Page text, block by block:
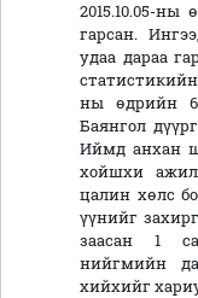
2015.10.05-ны
гарсан.
удаа дараа
ны өдрийн
Баянгол
Иймд анхан
хойшхи
цалин хөлс
үүнийг
заасан 1
нийгмийн
хийхийг